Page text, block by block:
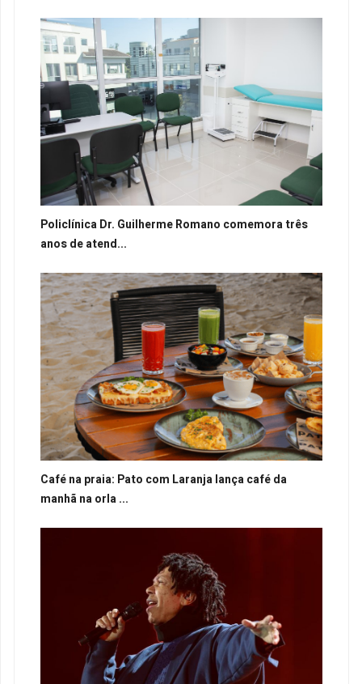
Policlínica Dr. Guilherme Romano comemora três
anos de atend...
Café na praia: Pato com Laranja lança café da
manhã na orla ...